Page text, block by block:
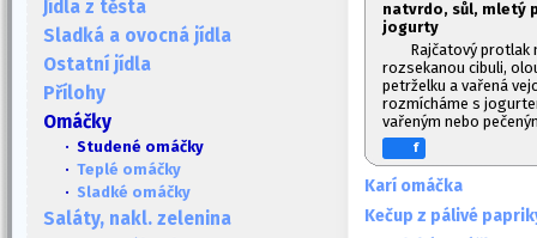
Jídla z těsta
Sladká a ovocná jídla
Ostatní jídla
Přílohy
Omáčky
· Studené omáčky
· Teplé omáčky
· Sladké omáčky
Saláty, nakl. zelenina
natvrdo, sůl, mletý
jogurty
Rajčatový protlak
rozsekanou cibuli,
petrželku a vařená
rozmícháme s
vařeným nebo
f
Karí omáčka
Kečup z pálivé